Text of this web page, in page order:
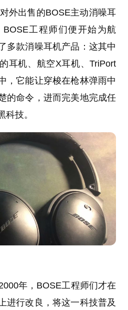
外出售的BOSE主动消噪耳
工程师们便开始为航
多款消噪耳机产品：这其中
耳机、航空X耳机、TriPort
，它能让穿梭在枪林弹雨中
的命令，进而完美地完成任
技。
年，BOSE工程师们才在
进行改良，将这一科技普及